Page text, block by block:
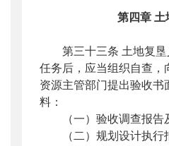
第四章 土
第三十三条 土地复垦
任务后，应当组织自查，
资源主管部门提出验收书
料：
（一）验收调查报告
（二）规划设计执行